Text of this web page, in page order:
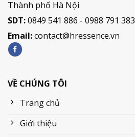
Thành phố Hà Nội
SDT:0849 541 886 - 0988 791 383
Email:contact@hressence.vn
VỀ CHÚNG TÔI
Trang chủ
Giới thiệu